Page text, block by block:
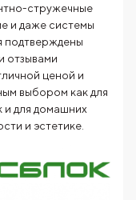
стружечные
и даже системы
подтверждены
отзывами
ценой и
выбором как для
и для домашних
и эстетике.